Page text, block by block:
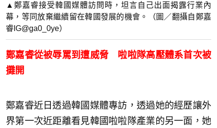
▲鄭嘉睿接受韓國媒體訪問時，坦言自己出面揭露行業內
幕，等同放棄繼續留在韓國發展的機會。（圖／翻攝自鄭嘉
睿IG@ga0_0ye）
鄭嘉睿從被辱罵到遭威脅 啦啦隊高壓體系首次被
攤開
鄭嘉睿近日透過韓國媒體專訪，透過她的經歷讓外
界第一次近距離看見韓國啦啦隊產業的另一面，她